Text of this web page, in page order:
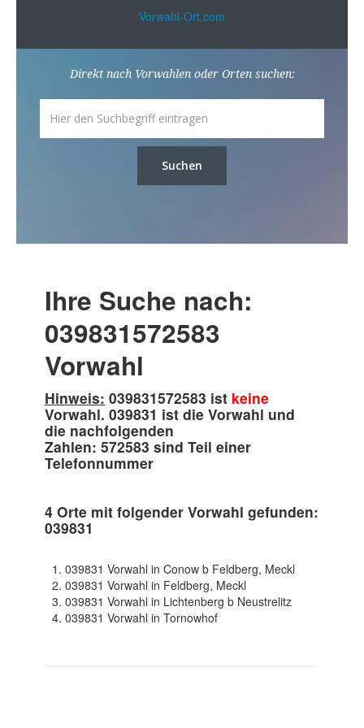
Vorwahl-Ort.com
Direkt nach Vorwahlen oder Orten suchen:
Suchen
Ihre Suche nach:
039831572583
Vorwahl
Hinweis: 039831572583 ist keine
Vorwahl. 039831 ist die Vorwahl und
die nachfolgenden
Zahlen: 572583 sind Teil einer
Telefonnummer
4 Orte mit folgender Vorwahl gefunden:
039831
039831 Vorwahl in Conow b Feldberg, Meckl
039831 Vorwahl in Feldberg, Meckl
039831 Vorwahl in Lichtenberg b Neustrelitz
039831 Vorwahl in Tornowhof